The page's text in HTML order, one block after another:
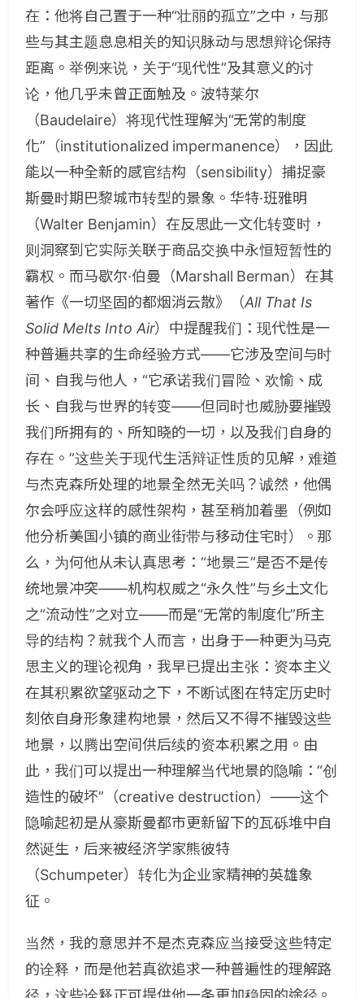
在：他将自己置于一种“壮丽的孤立”之中，与那
些与其主题息息相关的知识脉动与思想辩论保持
距离。举例来说，关于“现代性”及其意义的讨
论，他几乎未曾正面触及。波特莱尔
（Baudelaire）将现代性理解为“无常的制度
化”（institutionalized impermanence），因此
能以一种全新的感官结构（sensibility）捕捉豪
斯曼时期巴黎城市转型的景象。华特·班雅明
（Walter Benjamin）在反思此一文化转变时，
则洞察到它实际关联于商品交换中永恒短暂性的
霸权。而马歇尔·伯曼（Marshall Berman）在其
著作《一切坚固的都烟消云散》（All That Is
Solid Melts Into Air）中提醒我们：现代性是一
种普遍共享的生命经验方式——它涉及空间与时
间、自我与他人，“它承诺我们冒险、欢愉、成
长、自我与世界的转变——但同时也威胁要摧毁
我们所拥有的、所知晓的一切，以及我们自身的
存在。”这些关于现代生活辩证性质的见解，难道
与杰克森所处理的地景全然无关吗？诚然，他偶
尔会呼应这样的感性架构，甚至稍加着墨（例如
他分析美国小镇的商业街带与移动住宅时）。那
么，为何他从未认真思考：“地景三”是否不是传
统地景冲突——机构权威之“永久性”与乡土文化
之“流动性”之对立——而是“无常的制度化”所主
导的结构？就我个人而言，出身于一种更为马克
思主义的理论视角，我早已提出主张：资本主义
在其积累欲望驱动之下，不断试图在特定历史时
刻依自身形象建构地景，然后又不得不摧毁这些
地景，以腾出空间供后续的资本积累之用。由
此，我们可以提出一种理解当代地景的隐喻：“创
造性的破坏”（creative destruction）——这个
隐喻起初是从豪斯曼都市更新留下的瓦砾堆中自
然诞生，后来被经济学家熊彼特
（Schumpeter）转化为企业家精神的英雄象
征。
当然，我的意思并不是杰克森应当接受这些特定
的诠释，而是他若真欲追求一种普遍性的理解路